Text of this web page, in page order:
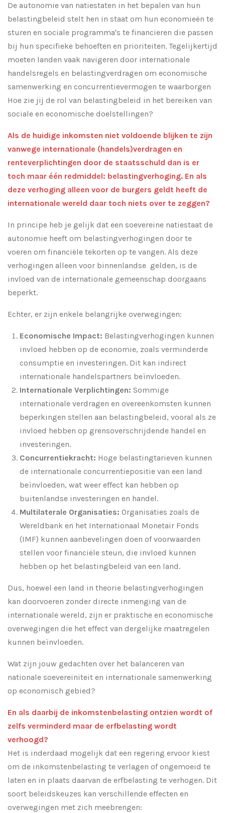
De autonomie van natiestaten in het bepalen van hun
belastingbeleid stelt hen in staat om hun economieën te
sturen en sociale programma's te financieren die passen
bij hun specifieke behoeften en prioriteiten. Tegelijkertijd
moeten landen vaak navigeren door internationale
handelsregels en belastingverdragen om economische
samenwerking en concurrentievermogen te waarborgen
Hoe zie jij de rol van belastingbeleid in het bereiken van
sociale en economische doelstellingen?
Als de huidige inkomsten niet voldoende blijken te zijn
vanwege internationale (handels)verdragen en
renteverplichtingen door de staatsschuld dan is er
toch maar één redmiddel: belastingverhoging. En als
deze verhoging alleen voor de burgers geldt heeft de
internationale wereld daar toch niets over te zeggen?
In principe heb je gelijk dat een soevereine natiestaat de
autonomie heeft om belastingverhogingen door te
voeren om financiële tekorten op te vangen. Als deze
verhogingen alleen voor binnenlandse gelden, is de
invloed van de internationale gemeenschap doorgaans
beperkt.
Echter, er zijn enkele belangrijke overwegingen:
Economische Impact: Belastingverhogingen kunnen
invloed hebben op de economie, zoals verminderde
consumptie en investeringen. Dit kan indirect
internationale handelspartners beïnvloeden.
Internationale Verplichtingen: Sommige
internationale verdragen en overeenkomsten kunnen
beperkingen stellen aan belastingbeleid, vooral als ze
invloed hebben op grensoverschrijdende handel en
investeringen.
Concurrentiekracht: Hoge belastingtarieven kunnen
de internationale concurrentiepositie van een land
beïnvloeden, wat weer effect kan hebben op
buitenlandse investeringen en handel.
Multilaterale Organisaties: Organisaties zoals de
Wereldbank en het Internationaal Monetair Fonds
(IMF) kunnen aanbevelingen doen of voorwaarden
stellen voor financiële steun, die invloed kunnen
hebben op het belastingbeleid van een land.
Dus, hoewel een land in theorie belastingverhogingen
kan doorvoeren zonder directe inmenging van de
internationale wereld, zijn er praktische en economische
overwegingen die het effect van dergelijke maatregelen
kunnen beïnvloeden.
Wat zijn jouw gedachten over het balanceren van
nationale soevereiniteit en internationale samenwerking
op economisch gebied?
En als daarbij de inkomstenbelasting ontzien wordt of
zelfs verminderd maar de erfbelasting wordt
verhoogd?
Het is inderdaad mogelijk dat een regering ervoor kiest
om de inkomstenbelasting te verlagen of ongemoeid te
laten en in plaats daarvan de erfbelasting te verhogen. Dit
soort beleidskeuzes kan verschillende effecten en
overwegingen met zich meebrengen: